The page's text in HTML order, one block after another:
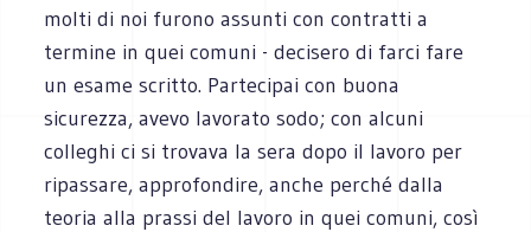
molti di noi furono assunti con contratti a
termine in quei comuni - decisero di farci fare
un esame scritto. Partecipai con buona
sicurezza, avevo lavorato sodo; con alcuni
colleghi ci si trovava la sera dopo il lavoro per
ripassare, approfondire, anche perché dalla
teoria alla prassi del lavoro in quei comuni, così